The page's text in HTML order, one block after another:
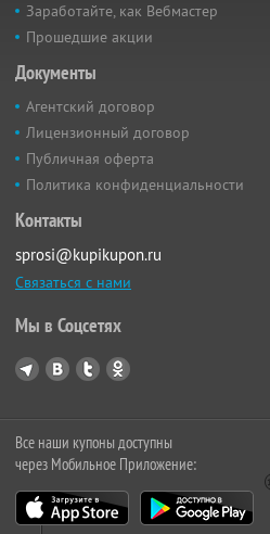
Заработайте, как Вебмастер
Прошедшие акции
Документы
Агентский договор
Лицензионный договор
Публичная оферта
Политика конфиденциальности
Контакты
sprosi@kupikupon.ru
Связаться с нами
Мы в Соцсетях
Все наши купоны доступны
через Мобильное Приложение: